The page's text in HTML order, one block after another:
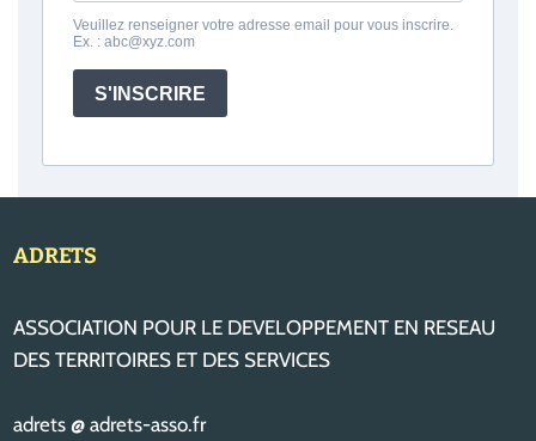
ADRETS
ASSOCIATION POUR LE DEVELOPPEMENT EN RESEAU
DES TERRITOIRES ET DES SERVICES
adrets @ adrets-asso.fr